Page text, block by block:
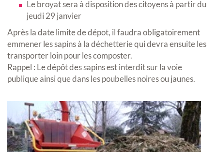
Le broyat sera à disposition des citoyens à partir du
jeudi 29 janvier
Après la date limite de dépot, il faudra obligatoirement
emmener les sapins à la déchetterie qui devra ensuite les
transporter loin pour les composter.
Rappel : Le dépôt des sapins est interdit sur la voie
publique ainsi que dans les poubelles noires ou jaunes.